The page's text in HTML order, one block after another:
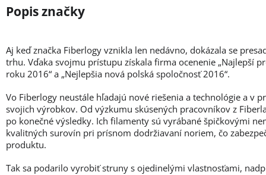
Aj keď značka Fiberlogy vznikla len nedávno, dokázala se
trhu. Vďaka svojmu prístupu získala firma ocenenie „Najlepší
roku 2016“ a „Nejlepšia nová polská spoločnosť 2016“.
Vo Fiberlogy neustále hľadajú nové riešenia a technológie a v
svojich výrobkov. Od výzkumu skúsených pracovníkov z
po konečné výsledky. Ich filamenty sú vyrábané špičkovými
kvalitných surovín pri prísnom dodržiavaní noriem, čo
produktu.
Tak sa podarilo vyrobiť struny s ojedinelými vlastnosťami,